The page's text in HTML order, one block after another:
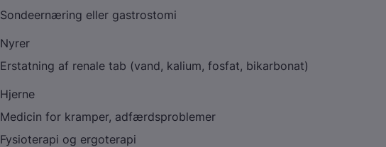
Sondeernæring eller gastrostomi
Nyrer
Erstatning af renale tab (vand, kalium, fosfat, bikarbonat)
Hjerne
Medicin for kramper, adfærdsproblemer
Fysioterapi og ergoterapi